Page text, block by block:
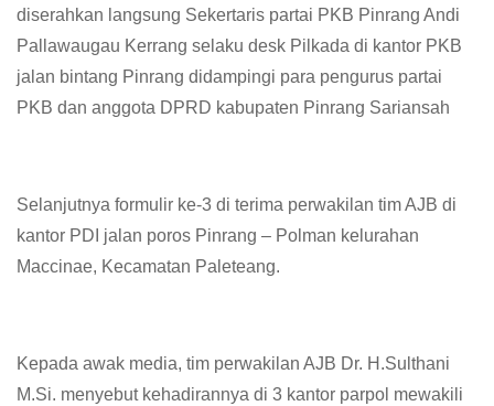
diserahkan langsung Sekertaris partai PKB Pinrang Andi
Pallawaugau Kerrang selaku desk Pilkada di kantor PKB
jalan bintang Pinrang didampingi para pengurus partai
PKB dan anggota DPRD kabupaten Pinrang Sariansah
Selanjutnya formulir ke-3 di terima perwakilan tim AJB di
kantor PDI jalan poros Pinrang – Polman kelurahan
Maccinae, Kecamatan Paleteang.
Kepada awak media, tim perwakilan AJB Dr. H.Sulthani
M.Si. menyebut kehadirannya di 3 kantor parpol mewakili